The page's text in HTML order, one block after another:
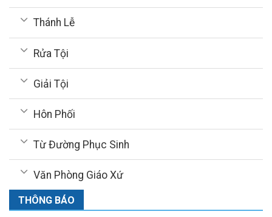
Thánh Lễ
Rửa Tội
Giải Tội
Hôn Phối
Từ Đường Phục Sinh
Văn Phòng Giáo Xứ
THÔNG BÁO